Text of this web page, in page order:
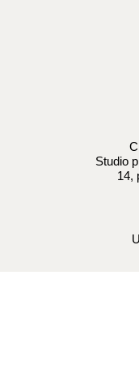
Studio
14,